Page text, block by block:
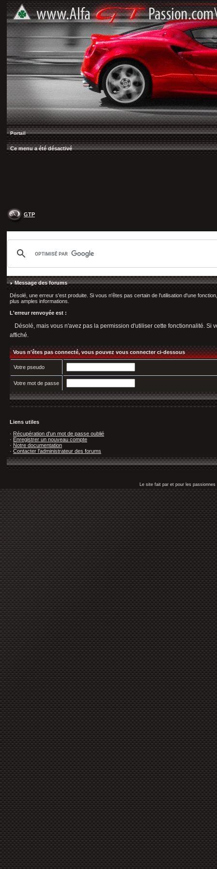
Portail
Ce menu a été désactivé
GTP
Message des forums
Désolé, une erreur s'est produite. Si vous n'êtes pas certain de l'utilisation d'une
plus amples informations.
L'erreur renvoyée est :
Désolé, mais vous n'avez pas la permission d'utiliser cette fonctionnalité.
affiché.
Vous n'êtes pas connecté, vous pouvez vous connecter ci-dessous
Votre pseudo
Votre mot de passe
Liens utiles
· Récupération d'un mot de passe oublié
· Enregistrer un nouveau compte
· Notre documentation
· Contacter l'administrateur des forums
Le site fait par et pour les